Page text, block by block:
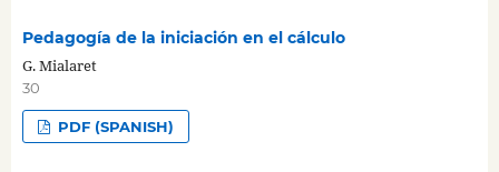
Pedagogía de la iniciación en el cálculo
G. Mialaret
30
PDF (SPANISH)